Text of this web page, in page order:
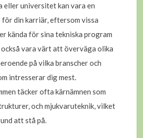
eller universitet kan vara en
din karriär, eftersom vissa
kända för sina tekniska program
också vara värt att överväga olika
på vilka branscher och
intresserar dig mest.
täcker ofta kärnämnen som
och mjukvaruteknik, vilket
att stå på.